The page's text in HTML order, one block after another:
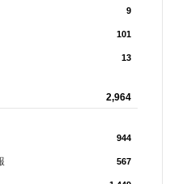
9
101
13
2,964
944
567